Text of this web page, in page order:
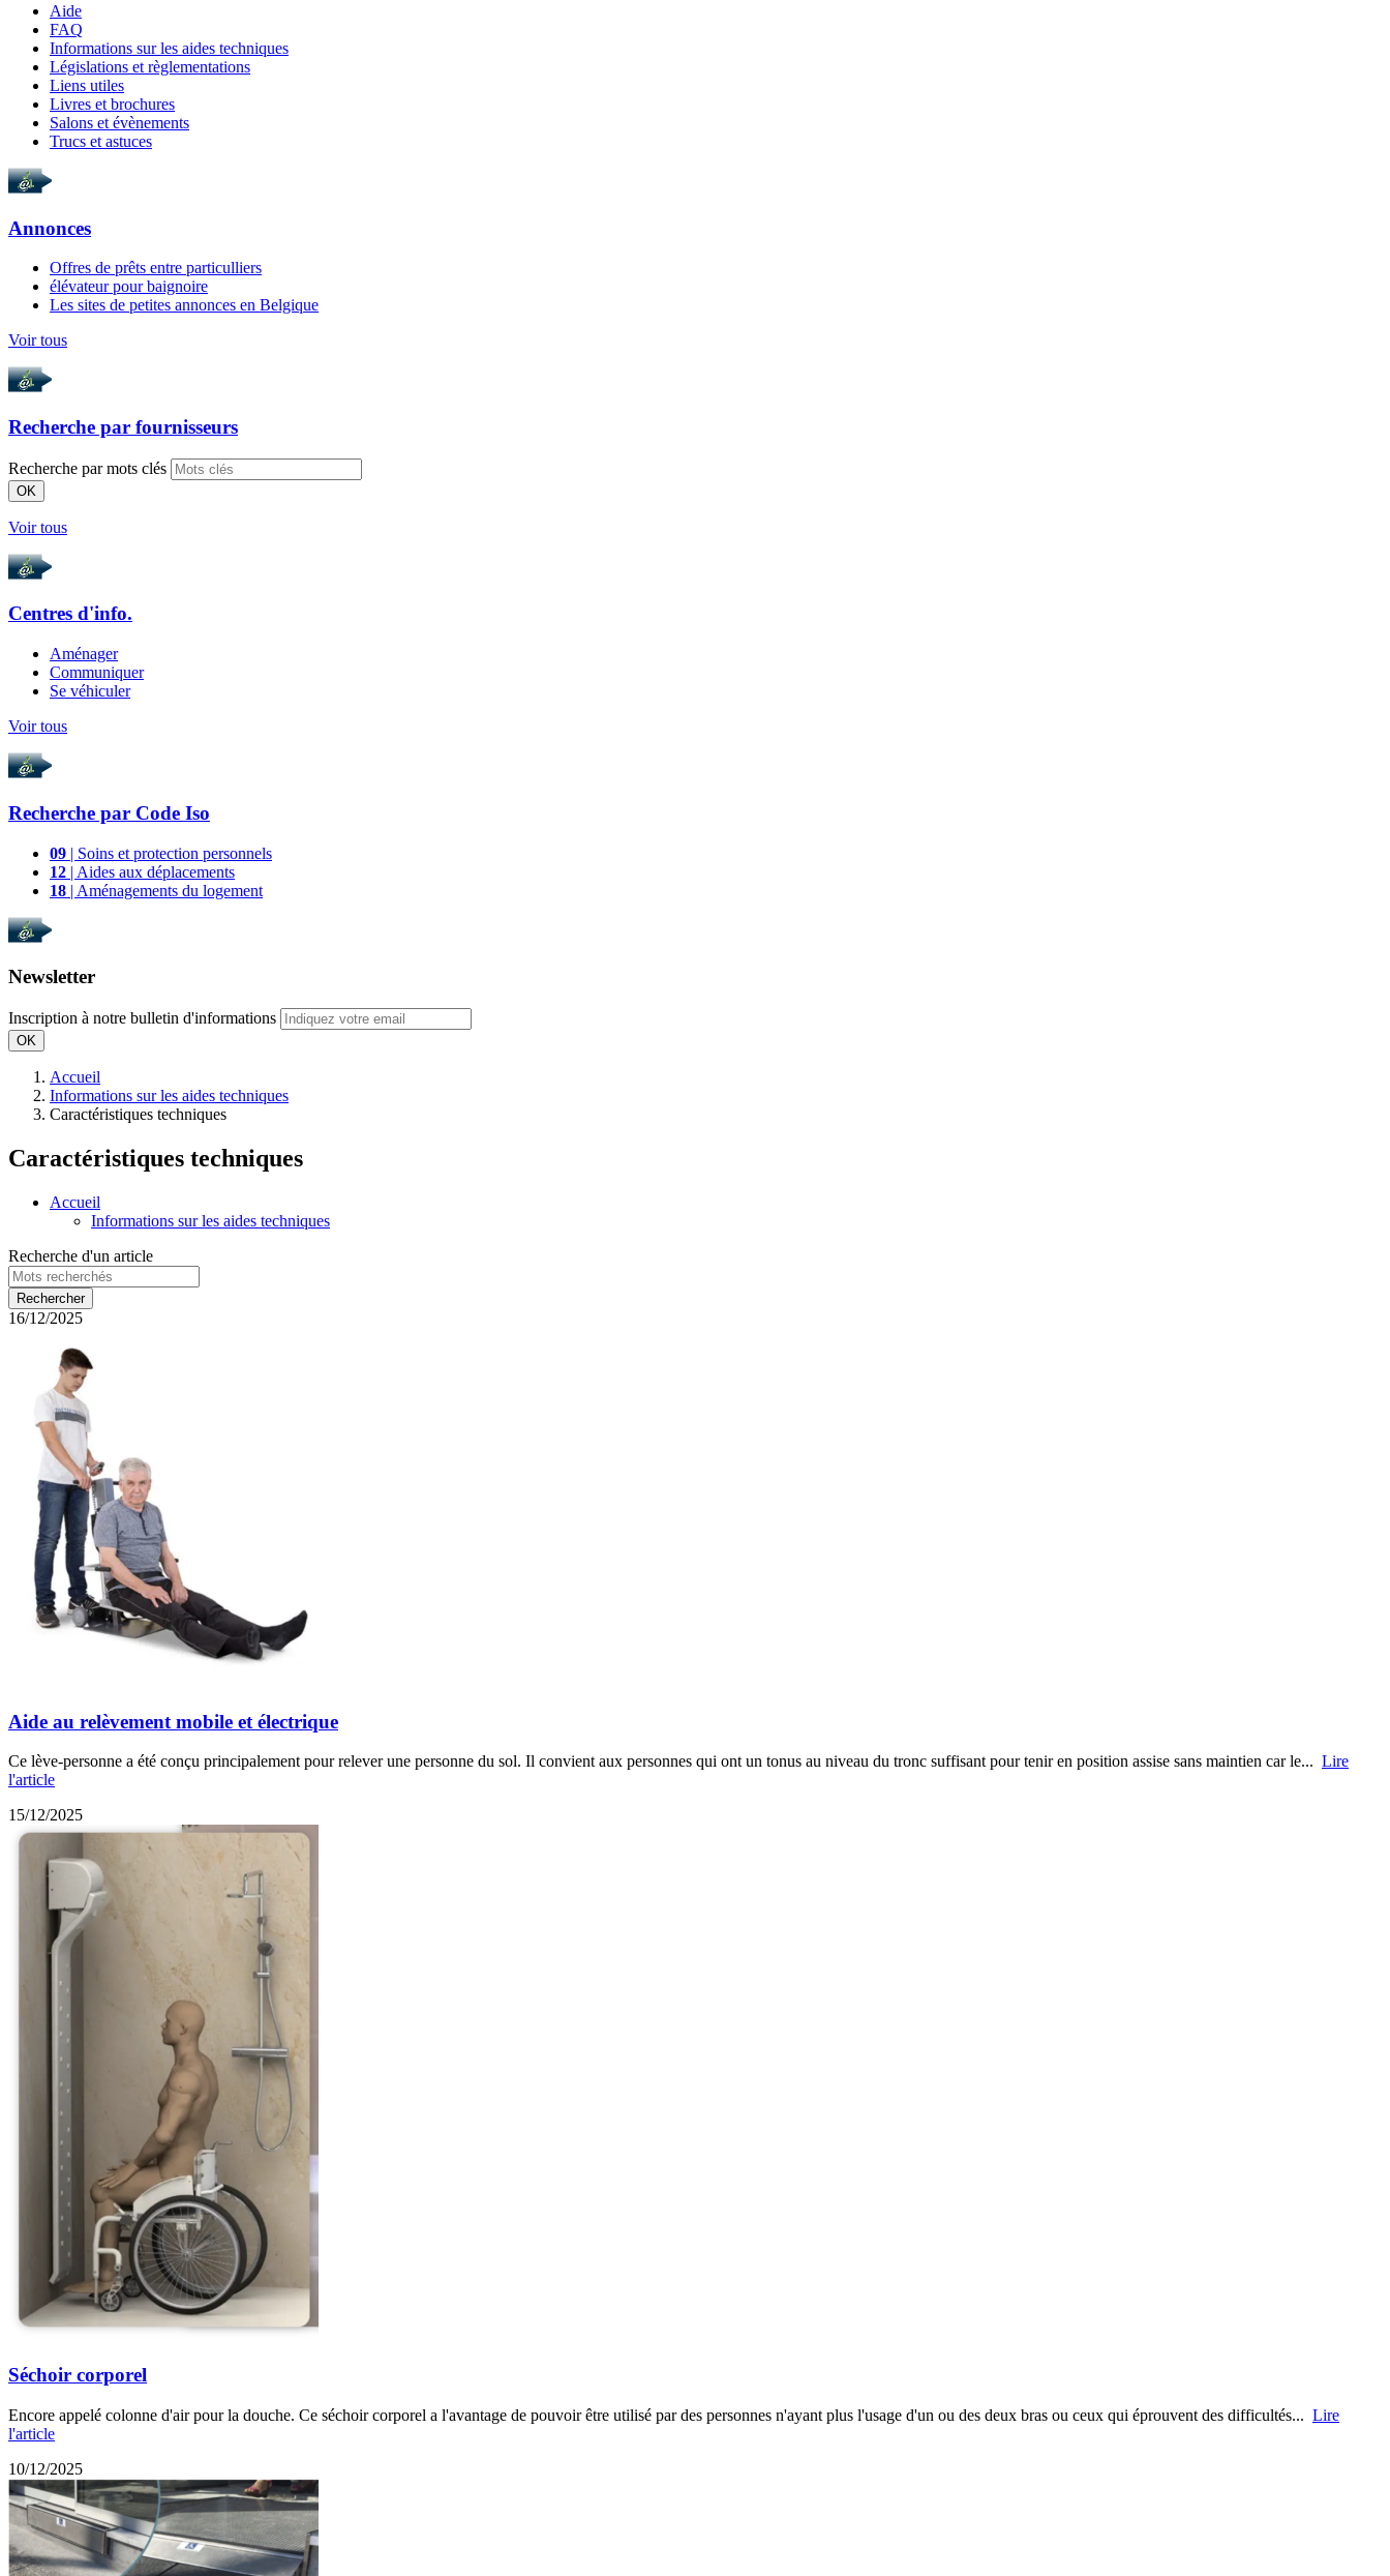
Aide
FAQ
Informations sur les aides techniques
Législations et règlementations
Liens utiles
Livres et brochures
Salons et évènements
Trucs et astuces
Annonces
Offres de prêts entre particulliers
élévateur pour baignoire
Les sites de petites annonces en Belgique
Voir tous
Recherche par fournisseurs
Recherche par mots clés
OK
Voir tous
Centres d'info.
Aménager
Communiquer
Se véhiculer
Voir tous
Recherche par Code Iso
09 | Soins et protection personnels
12 | Aides aux déplacements
18 | Aménagements du logement
Newsletter
Inscription à notre bulletin d'informations
OK
Accueil
Informations sur les aides techniques
Caractéristiques techniques
Caractéristiques techniques
Accueil
Informations sur les aides techniques
Recherche d'un article
16/12/2025
Aide au relèvement mobile et électrique
Ce lève-personne a été conçu principalement pour relever une personne du sol. Il convient aux personnes qui ont un tonus au niveau du tronc suffisant pour tenir en position assise sans maintien car le... Lire
l'article
15/12/2025
Séchoir corporel
Encore appelé colonne d'air pour la douche. Ce séchoir corporel a l'avantage de pouvoir être utilisé par des personnes n'ayant plus l'usage d'un ou des deux bras ou ceux qui éprouvent des difficultés... Lire
l'article
10/12/2025